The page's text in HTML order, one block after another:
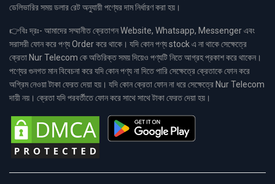
ডেলিভারির সময় ডলার রেট অনুযায়ী পণ্যের দাম নির্ধারণ করা হয়।
👉বিঃ দ্রঃ- আমাদের সম্মানীত ক্রেতাগন Website, Whatsapp, Messenger এবং
সরাসরী ফোন করে পণ্য Order করে থাকে। যদি কোন পণ্য stock এ না থাকে সেক্ষেত্রে
ক্রেতা Nur Telecom কে অতিরিক্ত সময় দিয়েও পণ্যটি নিতে আগ্রহ প্রকাশ করে থাকেন।
পণ্যের গুনগত মান বিবেচনা করে যদি কোন পণ্য না দিতে পারি সেক্ষেত্রে ক্রেতাকে ফোন করে
অগ্রিম নেওয়া টাকা ফেরত দেয়া হয়। যদি কোন ক্রেতা ফোন না ধরে সেক্ষেত্রে Nur Telecom
দায়ী নয়। ক্রেতা যদি পরবর্তীতে ফোন করে সাথে সাথে টাকা ফেরত দেয়া হয়।